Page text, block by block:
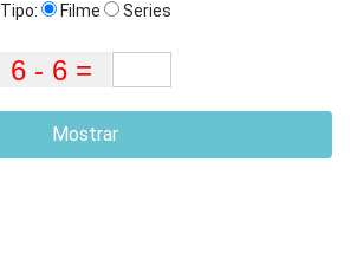
Tipo: Filme Series
Mostrar